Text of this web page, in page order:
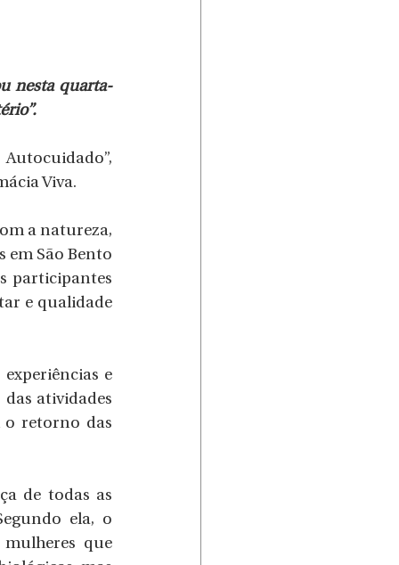
nesta quarta-
Viva.
a natureza,
em São Bento
participantes
e qualidade
e
atividades
o retorno das
de todas as
ela, o
que